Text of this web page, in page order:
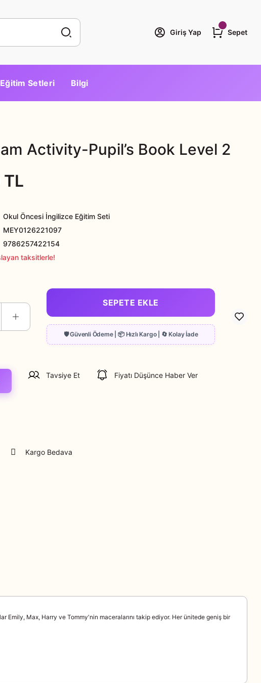
Giriş Yap Sepet
Eğitim Setleri Bilgi
Activity-Pupil’s Book Level 2
Okul Öncesi İngilizce Eğitim Seti
MEY0126221097
9786257422154
taksitlerle!
SEPETE EKLE
Tavsiye Et Fiyatı Düşünce Haber Ver
Kargo Bedava
Max, Harry ve Tommy'nin maceralarını takip ediyor. Her ünitede geniş bir